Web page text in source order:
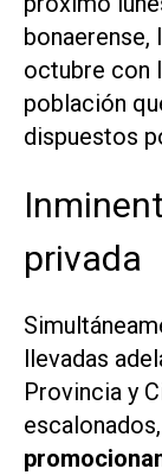
bonaerense,
octubre con
población
dispuestos
privada
llevadas
Provincia y